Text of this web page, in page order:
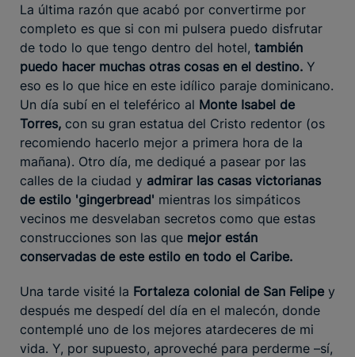
La última razón que acabó por convertirme por
completo es que si con mi pulsera puedo disfrutar
de todo lo que tengo dentro del hotel, también
puedo hacer muchas otras cosas en el destino. Y
eso es lo que hice en este idílico paraje dominicano.
Un día subí en el teleférico al Monte Isabel de
Torres, con su gran estatua del Cristo redentor (os
recomiendo hacerlo mejor a primera hora de la
mañana). Otro día, me dediqué a pasear por las
calles de la ciudad y admirar las casas victorianas
de estilo 'gingerbread' mientras los simpáticos
vecinos me desvelaban secretos como que estas
construcciones son las que mejor están
conservadas de este estilo en todo el Caribe.
Una tarde visité la Fortaleza colonial de San Felipe y
después me despedí del día en el malecón, donde
contemplé uno de los mejores atardeceres de mi
vida. Y, por supuesto, aproveché para perderme –sí,